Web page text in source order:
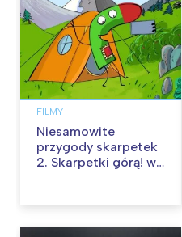
FILMY
Niesamowite
przygody skarpetek
2. Skarpetki górą! w